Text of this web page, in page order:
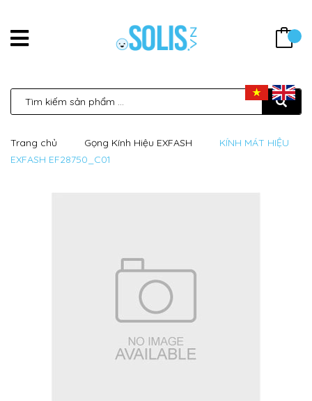
Trang chủ Gọng Kính Hiệu EXFASH
KÍNH MÁT HIỆU
EXFASH EF28750_C01